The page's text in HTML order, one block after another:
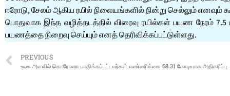
ஈரோடு, சேலம் ஆகிய ரயில் நிலையங்களில் நின்று செல்லும் எனவும்
பொதுவாக இந்த வழித்தடத்தில் விரைவு ரயில்கள் பயண நேரம் 7.5
பயணத்தை நிறைவு செய்யும் எனத் தெரிவிக்கப்பட்டுள்ளது.
PREVIOUS
உலக அளவில் கொரோனா பாதிக்கப்பட்டவர்கள் எண்ணிக்கை 68.31 கோடியாக அதிகரிப்பு